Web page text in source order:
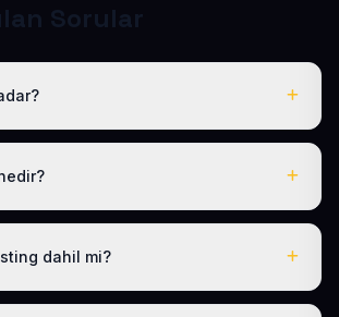
Sorular
gibi Hazır Berber Sitesi de
SSL ve temel SEO dahildir; gizli ücret
tanıtım metinlerinizi ilettikten sonra
dahil mi?
ücretine ücretsiz .com.tr alan adı ve